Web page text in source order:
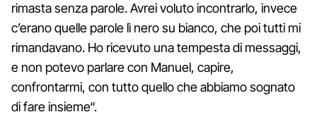
rimasta senza parole. Avrei voluto incontrarlo, invece
c’erano quelle parole lì nero su bianco, che poi tutti mi
rimandavano. Ho ricevuto una tempesta di messaggi,
e non potevo parlare con Manuel, capire,
confrontarmi, con tutto quello che abbiamo sognato
di fare insieme“.